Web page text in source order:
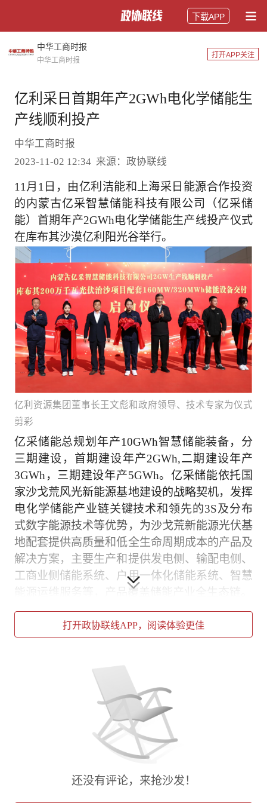
下载APP
中华工商时报
中华工商时报
打开APP关注
亿利采日首期年产2GWh电化学储能生
产线顺利投产
中华工商时报
2023-11-02 12:34 来源：政协联线
11月1日，由亿利洁能和上海采日能源合作投资
的内蒙古亿采智慧储能科技有限公司（亿采储
能）首期年产2GWh电化学储能生产线投产仪式
在库布其沙漠亿利阳光谷举行。
亿利资源集团董事长王文彪和政府领导、技术专家为仪式
剪彩
亿采储能总规划年产10GWh智慧储能装备，分
三期建设，首期建设年产2GWh,二期建设年产
3GWh，三期建设年产5GWh。亿采储能依托国
家沙戈荒风光新能源基地建设的战略契机，发挥
电化学储能产业链关键技术和领先的3S及分布
式数字能源技术等优势，为沙戈荒新能源光伏基
地配套提供高质量和低全生命周期成本的产品及
解决方案，主要生产和提供发电侧、输配电侧、
工商业侧储能系统、户用一体化储能系统、智慧
能源运维服务等，产品覆盖储能产业全生态链。
打开政协联线APP，阅读体验更佳
还没有评论，来抢沙发！